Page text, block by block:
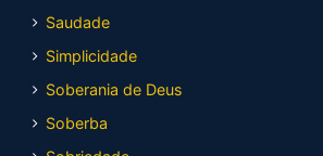
Saudade
Simplicidade
Soberania de Deus
Soberba